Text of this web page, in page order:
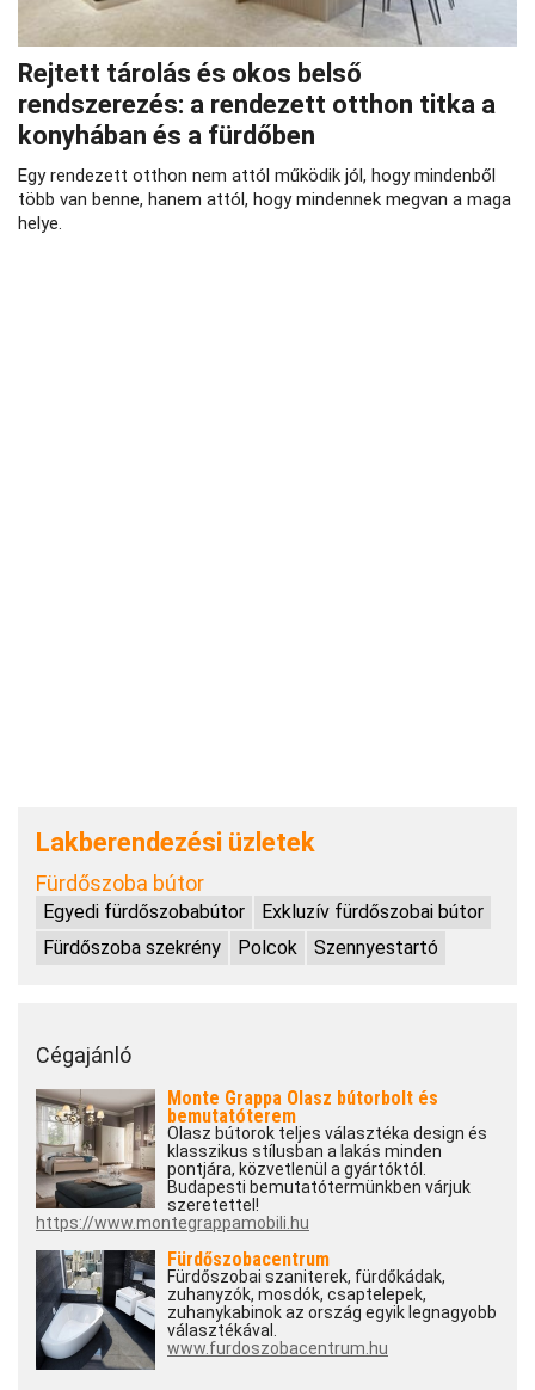
Rejtett tárolás és okos belső
rendszerezés: a rendezett otthon titka a
konyhában és a fürdőben
Egy rendezett otthon nem attól működik jól, hogy mindenből
több van benne, hanem attól, hogy mindennek megvan a maga
helye.
Lakberendezési üzletek
Fürdőszoba bútor
Egyedi fürdőszobabútor
Exkluzív fürdőszobai bútor
Fürdőszoba szekrény
Polcok Szennyestartó
Cégajánló
Monte Grappa Olasz bútorbolt és
bemutatóterem
Olasz bútorok teljes választéka design és
klasszikus stílusban a lakás minden
pontjára, közvetlenül a gyártóktól.
Budapesti bemutatótermünkben várjuk
szeretettel!
https://www.montegrappamobili.hu
Fürdőszobacentrum
Fürdőszobai szaniterek, fürdőkádak,
zuhanyzók, mosdók, csaptelepek,
zuhanykabinok az ország egyik legnagyobb
választékával.
www.furdoszobacentrum.hu